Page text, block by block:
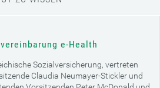
e-Health
Sozialversicherung, vertreten
Claudia Neumayer-Stickler und